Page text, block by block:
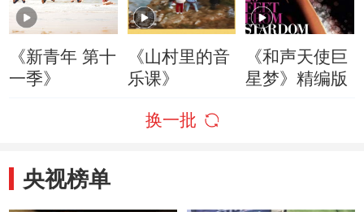
《新青年 第十
一季》
《山村里的音
乐课》
《和声天使巨
星梦》精编版
换一批
央视榜单